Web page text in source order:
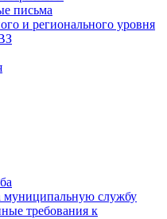
письма
и регионального уровня
муниципальную службу
требования к